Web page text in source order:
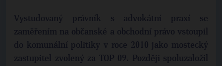
Vystudovaný právník s advokátní praxí se
zaměřením na občanské a obchodní právo vstoupil
do komunální politiky v roce 2010 jako mostecký
zastupitel zvolený za TOP 09. Později spoluzaložil